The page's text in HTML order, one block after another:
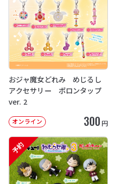
おジャ魔女どれみ めじるし
アクセサリー ポロンタップ
ver. 2
オンライン 300 円
予約